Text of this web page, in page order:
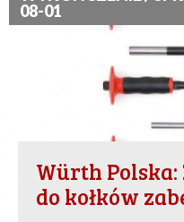
08-01
Würth
do kołków